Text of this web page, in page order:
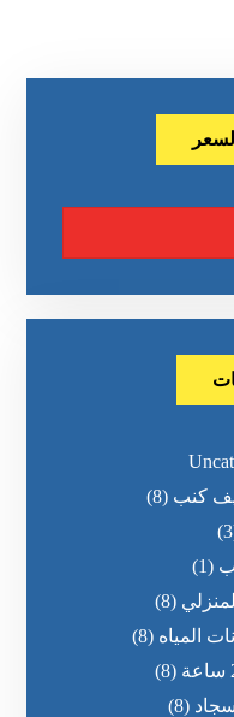
كنب (8)
(1)
(8)
المياه (8)
(8)
(8)